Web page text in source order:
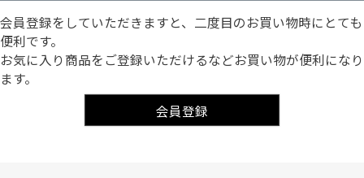
会員登録をしていただきますと、二度目のお買い物時にとても
便利です。
お気に入り商品をご登録いただけるなどお買い物が便利になり
ます。
会員登録